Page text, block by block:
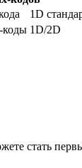
1D
коды 1D/2D
стать